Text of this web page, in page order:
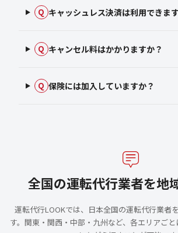
Q キャッシュレス決済は利用できま
Q キャンセル料はかかりますか？
Q 保険には加入していますか？
全国の運転代行業者を地
運転代行LOOKでは、日本全国の運転代行業者
す。関東・関西・中部・九州など、各エリアご